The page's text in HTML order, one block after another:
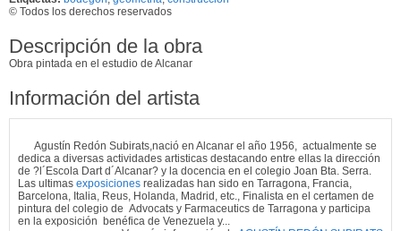
© Todos los derechos reservados
Descripción de la obra
Obra pintada en el estudio de Alcanar
Información del artista
Agustín Redón Subirats,nació en Alcanar el año 1956, actualmente se
dedica a diversas actividades artisticas destacando entre ellas la dirección
de ?l´Escola Dart d´Alcanar? y la docencia en el colegio Joan Bta. Serra.
Las ultimas exposiciones realizadas han sido en Tarragona, Francia,
Barcelona, Italia, Reus, Holanda, Madrid, etc., Finalista en el certamen de
pintura del colegio de Advocats y Farmaceutics de Tarragona y participa
en la exposición benéfica de Venezuela y...